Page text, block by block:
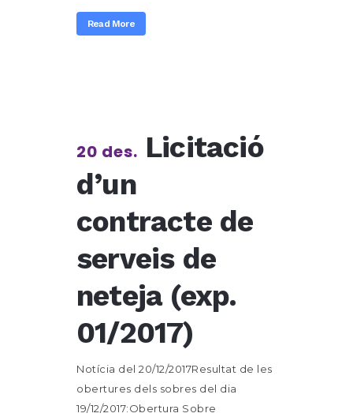
Read More
20 des. Licitació
d’un
contracte de
serveis de
neteja (exp.
01/2017)
Notícia del 20/12/2017Resultat de les
obertures dels sobres del dia
19/12/2017:Obertura Sobre